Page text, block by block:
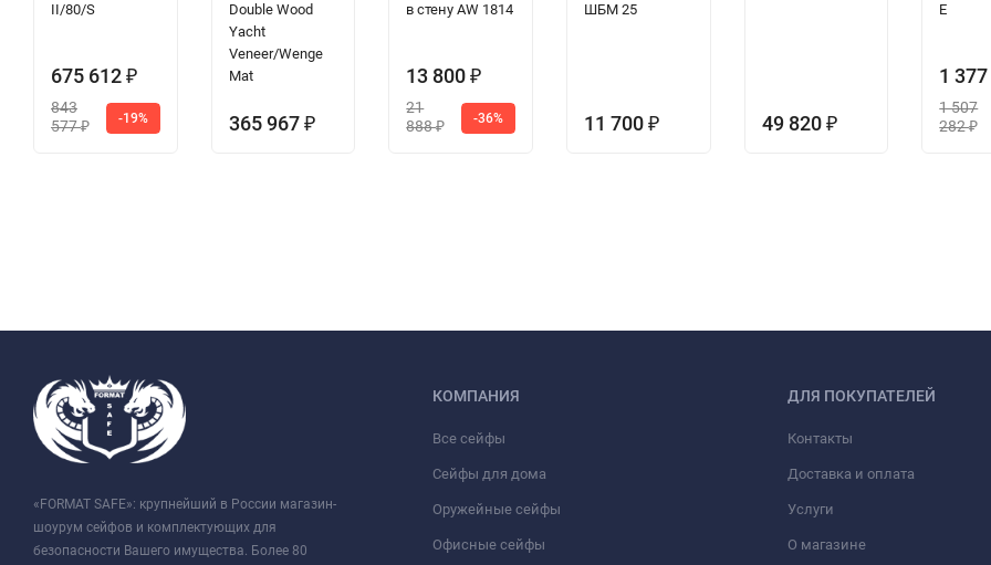
II/80/S
675 612 ₽
843
577₽
-19%
Double Wood
Yacht
Veneer/Wenge
Mat
365 967 ₽
в стену AW 1814
13 800₽
21
888₽
-36%
ШБМ 25
11 700 ₽ 49 820 ₽
E
1
1 507
282₽
«FORMAT SAFE»: крупнейший в России магазин-
шоурум сейфов и комплектующих для
безопасности Вашего имущества. Более 80
КОМПАНИЯ
Все сейфы
Сейфы для дома
Оружейные сейфы
Офисные сейфы
ДЛЯ ПОКУПАТЕЛЕЙ
Контакты
Доставка и оплата
Услуги
О магазине